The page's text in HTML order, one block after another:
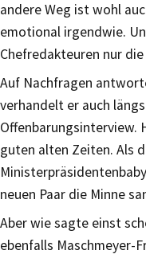
andere Weg ist wohl
emotional irgendwie.
Chefredakteuren nur
Auf Nachfragen
verhandelt er auch
Offenbarungsinterview.
guten alten Zeiten. Als
neuen Paar die Minne
Aber wie sagte einst
ebenfalls Maschmeyer-